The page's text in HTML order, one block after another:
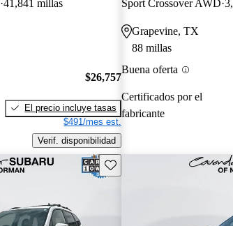
41,841 millas
$26,757
El precio incluye tasas
$491/mes est.
Verif. disponibilidad
Sport Crossover AWD
Grapevine, TX
88 millas
Buena oferta
Certificados por el
fabricante
Guarda este Aviso